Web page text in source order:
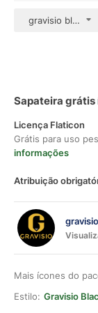
gravisio black fill
Sapateira grátis
Licença Flaticon
Grátis para uso
informações
Atribuição
gravisio
Mais ícones do
Estilo: Gravisio